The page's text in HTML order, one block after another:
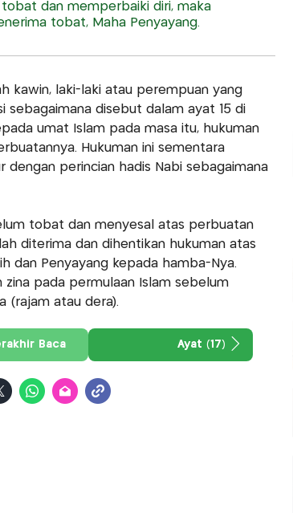
tobat dan memperbaiki diri, maka
tobat, Maha Penyayang.
kawin, laki-laki atau perempuan yang
sebagaimana disebut dalam ayat 15 di
umat Islam pada masa itu, hukuman
Hukuman ini sementara
perincian hadis Nabi sebagaimana
tobat dan menyesal atas perbuatan
diterima dan dihentikan hukuman atas
dan Penyayang kepada hamba-Nya.
pada permulaan Islam sebelum
(rajam atau dera).
Baca Ayat (17)